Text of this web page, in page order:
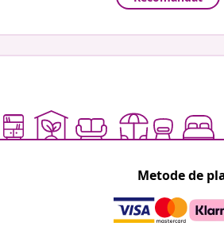
Metode de